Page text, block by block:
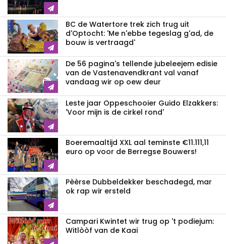
BC de Watertore trek zich trug uit
d'Optocht: 'Me n'ebbe tegeslag g'ad, de
bouw is vertraagd'
De 56 pagina's tellende jubeleejem edisie
van de Vastenavendkrant val vanaf
vandaag wir op oew deur
Leste jaar Oppeschooier Guido Elzakkers:
'Voor mijn is de cirkel rond'
Boeremaaltijd XXL aal teminste €11.111,11
euro op voor de Berregse Bouwers!
Pèèrse Dubbeldekker beschadegd, mar
ok rap wir ersteld
Campari Kwintet wir trug op 't podiejum:
Witlòòf van de Kaai